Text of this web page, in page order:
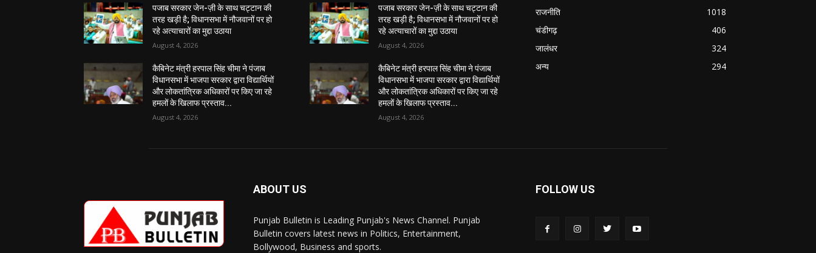
पजाब सरकार जेन-ज़ी के साथ चट्टान की
तरह खड़ी है; विधानसभा में नौजवानों पर हो
रहे अत्याचारों का मुद्दा उठाया
August 4, 2026
कैबिनेट मंत्री हरपाल सिंह चीमा ने पंजाब
विधानसभा में भाजपा सरकार द्वारा विद्यार्थियों
और लोकतांत्रिक अधिकारों पर किए जा रहे
हमलों के खिलाफ प्रस्ताव...
August 4, 2026
पजाब सरकार जेन-ज़ी के साथ चट्टान की
तरह खड़ी है; विधानसभा में नौजवानों पर हो
रहे अत्याचारों का मुद्दा उठाया
August 4, 2026
कैबिनेट मंत्री हरपाल सिंह चीमा ने पंजाब
विधानसभा में भाजपा सरकार द्वारा विद्यार्थियों
और लोकतांत्रिक अधिकारों पर किए जा रहे
हमलों के खिलाफ प्रस्ताव...
August 4, 2026
राजनीति
1018
चंडीगढ़
406
जालंधर
324
अन्य
294
ABOUT US
Punjab Bulletin is Leading Punjab's News Channel. Punjab
Bulletin covers latest news in Politics, Entertainment,
Bollywood, Business and sports.
FOLLOW US